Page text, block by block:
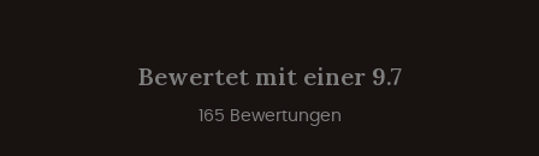
Bewertet mit einer 9.7
165 Bewertungen